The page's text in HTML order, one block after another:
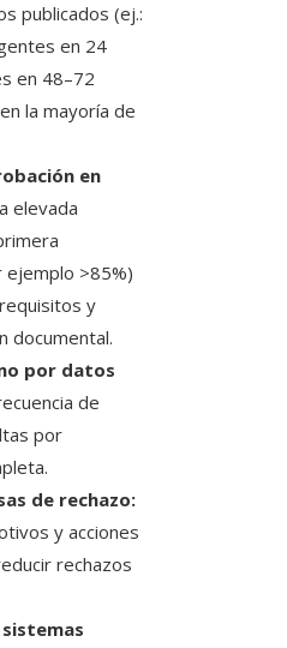
publicados (ej.:
en 24
en 48–72
la mayoría de
en
elevada
>85%)
y
documental.
por datos
de
por
de rechazo:
y acciones
rechazos